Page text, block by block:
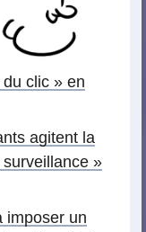
clic » en
agitent la
surveillance »
imposer un